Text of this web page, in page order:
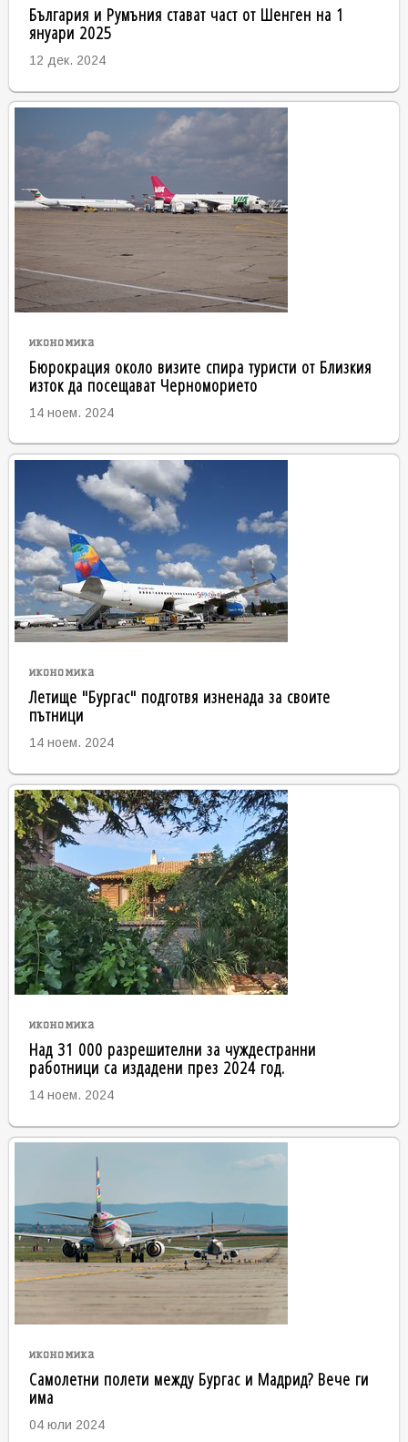
България и Румъния стават част от Шенген на 1
януари 2025
12 дек. 2024
икономика
Бюрокрация около визите спира туристи от Близкия
изток да посещават Черноморието
14 ноем. 2024
икономика
Летище "Бургас" подготвя изненада за своите
пътници
14 ноем. 2024
икономика
Над 31 000 разрешителни за чуждестранни
работници са издадени през 2024 год.
14 ноем. 2024
икономика
Самолетни полети между Бургас и Мадрид? Вече ги
има
04 юли 2024